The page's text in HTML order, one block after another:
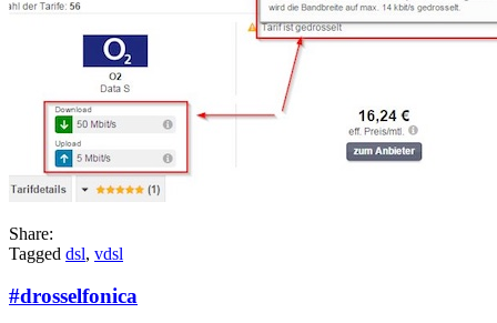
Share:
Tagged dsl, vdsl
#drosselfonica